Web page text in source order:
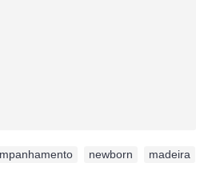
newborn
madeira